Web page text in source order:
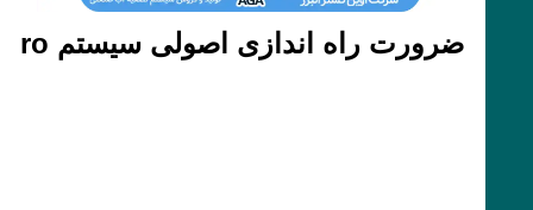
ضرورت راه اندازی اصولی سیستم ro